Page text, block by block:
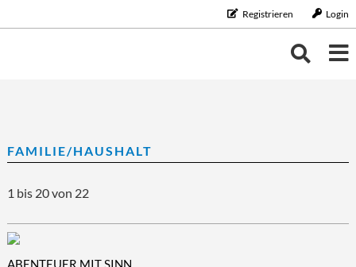
Registrieren Login
BILDUNG/BERUF
Aus-/Weiterbildung
Karriere
Ernährung
Diät/Gesunde Ernährung
FAMILIE/HAUSHALT
Familie/Haushalt
GELD
FAMILIE/HAUSHALT
1 bis 20 von 22
ABENTEUER MIT SINN